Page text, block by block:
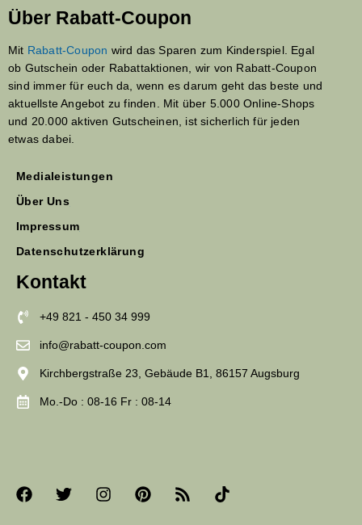
Über Rabatt-Coupon
Mit Rabatt-Coupon wird das Sparen zum Kinderspiel. Egal
ob Gutschein oder Rabattaktionen, wir von Rabatt-Coupon
sind immer für euch da, wenn es darum geht das beste und
aktuellste Angebot zu finden. Mit über 5.000 Online-Shops
und 20.000 aktiven Gutscheinen, ist sicherlich für jeden
etwas dabei.
Medialeistungen
Über Uns
Impressum
Datenschutzerklärung
Kontakt
+49 821 - 450 34 999
info@rabatt-coupon.com
Kirchbergstraße 23, Gebäude B1, 86157 Augsburg
Mo.-Do : 08-16 Fr : 08-14